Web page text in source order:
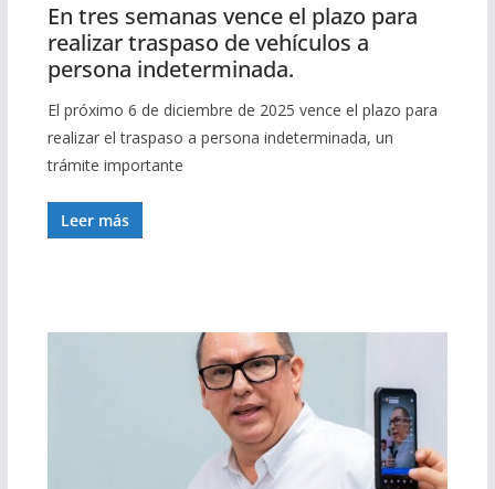
En tres semanas vence el plazo para
realizar traspaso de vehículos a
persona indeterminada.
El próximo 6 de diciembre de 2025 vence el plazo para
realizar el traspaso a persona indeterminada, un
trámite importante
Leer más